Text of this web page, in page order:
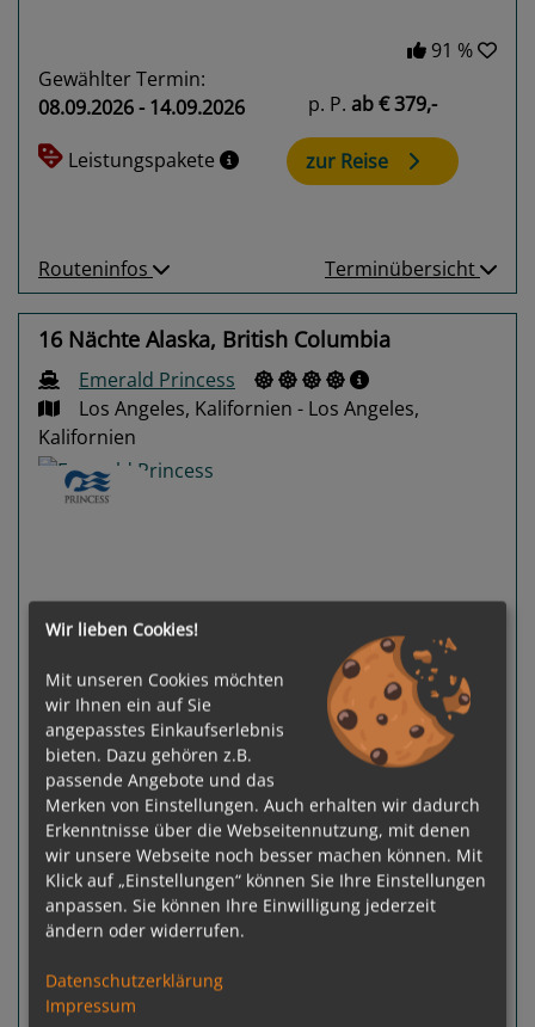
91 %
Gewählter Termin:
08.09.2026 - 14.09.2026
Leistungspakete
p. P. ab€ 379,-
zur Reise
Routeninfos Terminübersicht
16 Nächte Alaska, British Columbia
Emerald Princess
Los Angeles, Kalifornien - Los Angeles,
Kalifornien
Previous
91 %
Gewählter Termin:
14.09.2026 -
30.09.2026
Leistungspakete
Preis auf Anfrage
Ausgebucht
Routeninfos
Wir lieben Cookies!
Mit unseren Cookies möchten
wir Ihnen ein auf Sie
angepasstes Einkaufserlebnis
bieten. Dazu gehören z.B.
passende Angebote und das
Merken von Einstellungen. Auch erhalten wir dadurch
Erkenntnisse über die Webseitennutzung, mit denen
wir unsere Webseite noch besser machen können. Mit
Klick auf „Einstellungen“ können Sie Ihre Einstellungen
anpassen. Sie können Ihre Einwilligung jederzeit
ändern oder widerrufen.
Datenschutzerklärung
Impressum